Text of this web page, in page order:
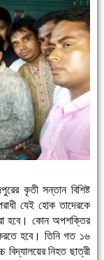
কৃতী সন্তান বিশিষ্ট
যেই হোক তাদেরকে
হবে। কোন অপশক্তির
করতে হবে। তিনি গত ১৬
বিদ্যালয়ের নিহত ছাত্রী